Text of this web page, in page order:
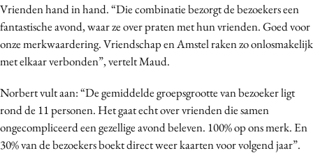
Vrienden hand in hand. “Die combinatie bezorgt de bezoekers een
fantastische avond, waar ze over praten met hun vrienden. Goed voor
onze merkwaardering. Vriendschap en Amstel raken zo onlosmakelijk
met elkaar verbonden”, vertelt Maud.
Norbert vult aan: “De gemiddelde groepsgrootte van bezoeker ligt
rond de 11 personen. Het gaat echt over vrienden die samen
ongecompliceerd een gezellige avond beleven. 100% op ons merk. En
30% van de bezoekers boekt direct weer kaarten voor volgend jaar”.